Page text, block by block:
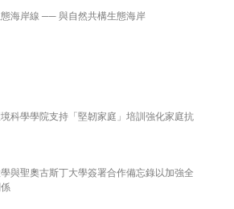
科學學院支持「堅韌家庭」培訓強化家庭抗
與聖奧古斯丁大學簽署合作備忘錄以加強全
海岸線 ── 與自然共構生態海岸